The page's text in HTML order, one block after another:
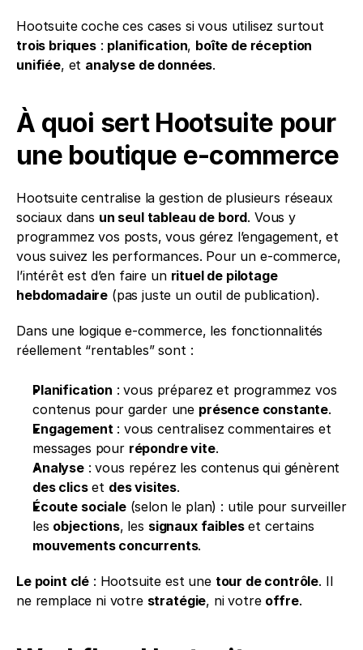
trois briques : planification, boîte de réception
unifiée, et analyse de données.
À quoi sert Hootsuite pour
une boutique e-commerce
Hootsuite centralise la gestion de plusieurs réseaux
sociaux dans un seul tableau de bord. Vous y
programmez vos posts, vous gérez l’engagement, et
vous suivez les performances. Pour un e-commerce,
l’intérêt est d’en faire un rituel de pilotage
hebdomadaire (pas juste un outil de publication).
Dans une logique e-commerce, les fonctionnalités
réellement “rentables” sont :
Planification : vous préparez et programmez vos
contenus pour garder une présence constante.
Engagement : vous centralisez commentaires et
messages pour répondre vite.
Analyse
des clics et des visites.
Écoute sociale (selon le plan) : utile pour surveiller
les objections, les signaux faibles
mouvements concurrents.
Le point clé : Hootsuite est une tour de contrôle. Il
ne remplace ni votre stratégie, ni votre offre.